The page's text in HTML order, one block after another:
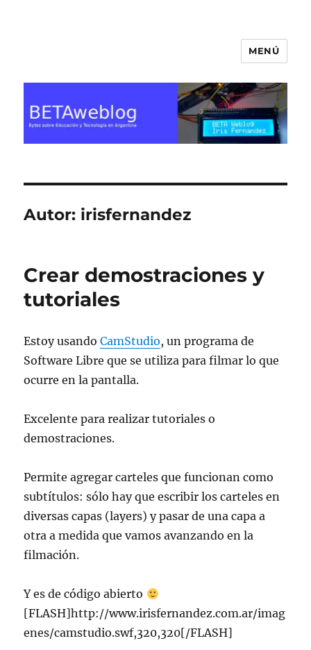
MENÚ
Autor: irisfernandez
Crear demostraciones y
tutoriales
Estoy usandoCamStudio, un programa de
Software Libre que se utiliza para filmar lo que
ocurre en la pantalla.
Excelente para realizar tutoriales o
demostraciones.
Permite agregar carteles que funcionan como
subtítulos: sólo hay que escribir los carteles en
diversas capas (layers) y pasar de una capa a
otra a medida que vamos avanzando en la
filmación.
Y es de código abierto
[FLASH]http://www.irisfernandez.com.ar/imag
enes/camstudio.swf,320,320[/FLASH]